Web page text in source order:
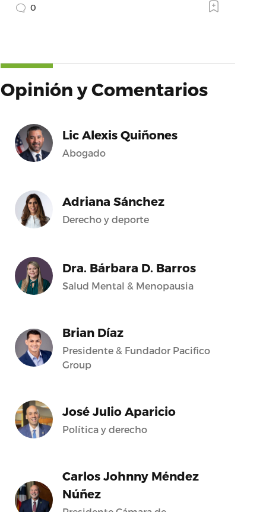
0
Opinión y Comentarios
Lic Alexis Quiñones
Abogado
Adriana Sánchez
Derecho y deporte
Dra. Bárbara D. Barros
Salud Mental & Menopausia
Brian Díaz
Presidente & Fundador Pacifico
Group
José Julio Aparicio
Política y derecho
Carlos Johnny Méndez
Núñez